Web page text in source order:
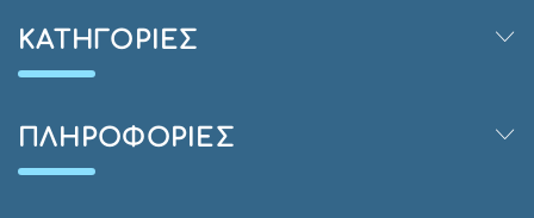
ΚΑΤΗΓΟΡΊΕΣ
ΠΛΗΡΟΦΟΡΊΕΣ